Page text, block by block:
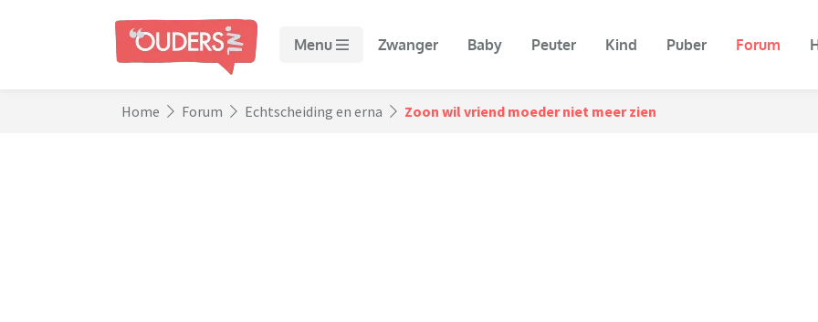
Menu Zwanger Baby Peuter Kind Puber Forum
Home Forum Echtscheiding en erna Zoon wil vriend moeder niet meer zien